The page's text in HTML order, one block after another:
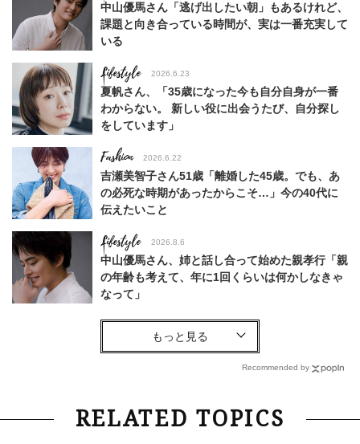
中山優馬さん「逃げ出したい朝」もあるけれど、
課題と向き合っている時間が、実は一番充実して
いる
Lifestyle 2026.6.23
夏帆さん、「35歳になった今も自分自身が一番
わからない。 新しい役に出会うたび、自分探し
をしています」
Fashion 2026.6.22
吉瀬美智子さん51歳「離婚した45歳。でも、あ
の必死な時期があったからこそ…」今の40代に
伝えたいこと
Lifestyle 2026.8.6
中山優馬さん、姉と話し合って始めた親孝行「親
の年齢も考えて、年に1回くらいは何かしなきゃ
なって」
Lifestyle
26年夏の【開運アクション】は”ひと拭き”習
Fashion 2026.6.12
中村ゆりさん「40代になり、やっと“仕事以外の
Recommended by
RELATED TOPICS